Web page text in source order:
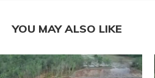
YOU MAY ALSO LIKE